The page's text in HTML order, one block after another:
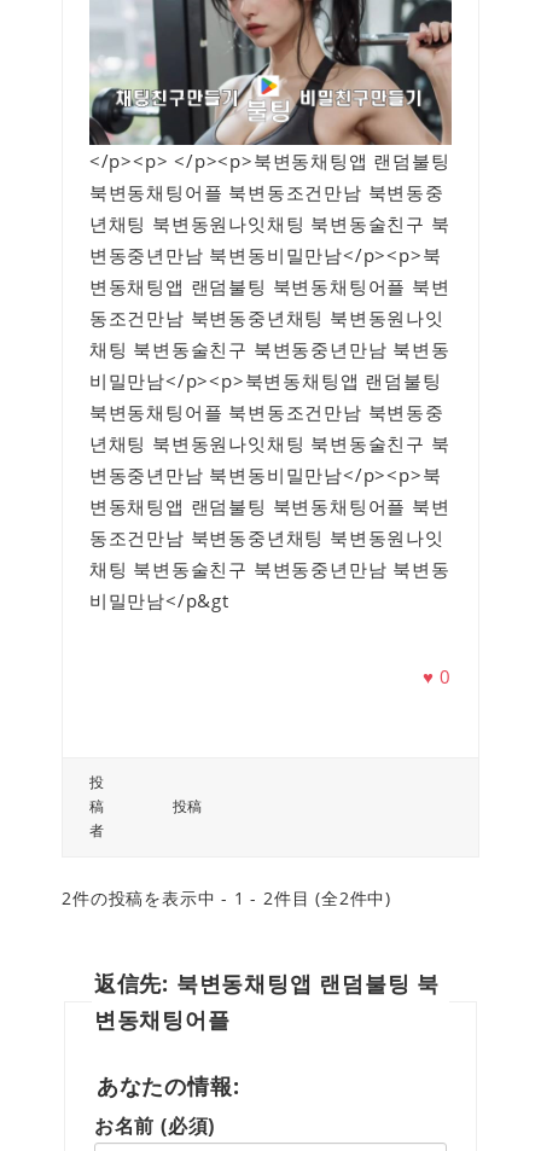
</p><p> </p><p>북변동채팅앱 랜덤불팅
북변동채팅어플 북변동조건만남 북변동중
년채팅 북변동원나잇채팅 북변동술친구 북
변동중년만남 북변동비밀만남</p><p>북
변동채팅앱 랜덤불팅 북변동채팅어플 북변
동조건만남 북변동중년채팅 북변동원나잇
채팅 북변동술친구 북변동중년만남 북변동
비밀만남</p><p>북변동채팅앱 랜덤불팅
북변동채팅어플 북변동조건만남 북변동중
년채팅 북변동원나잇채팅 북변동술친구 북
변동중년만남 북변동비밀만남</p><p>북
변동채팅앱 랜덤불팅 북변동채팅어플 북변
동조건만남 북변동중년채팅 북변동원나잇
채팅 북변동술친구 북변동중년만남 북변동
비밀만남</p&gt
♥0
投
稿
者
投稿
2件の投稿を表示中 - 1 - 2件目 (全2件中)
返信先: 북변동채팅앱 랜덤불팅 북
변동채팅어플
あなたの情報:
お名前 (必須)